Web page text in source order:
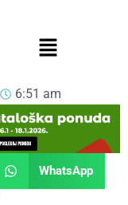
6:51 am
WhatsApp